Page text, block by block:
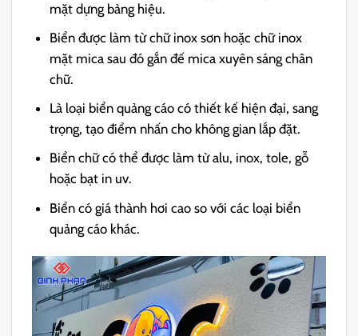
mặt dựng bảng hiệu.
Biển được làm từ chữ inox sơn hoặc chữ inox
mặt mica sau đó gắn đế mica xuyên sáng chân
chữ.
Là loại biển quảng cáo có thiết kế hiện đại, sang
trọng, tạo điểm nhấn cho không gian lắp đặt.
Biển chữ có thể được làm từ alu, inox, tole, gỗ
hoặc bạt in uv.
Biển có giá thành hơi cao so với các loại biển
quảng cáo khác.